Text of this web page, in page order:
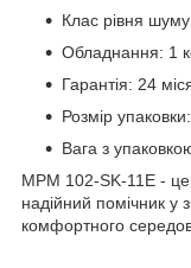
Клас рівня
Обладнання: 1
Гарантія: 24
Розмір
Вага з
MPM 102-SK-11E -
надійний помічник у
комфортного